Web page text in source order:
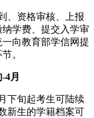
、资格审核、上报
学费、提交入学审
向教育部学信网提
。
4月
下旬起考生可陆续
新生的学籍档案可